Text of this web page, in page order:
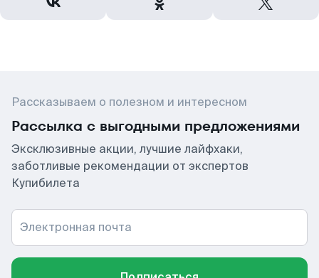
Рассказываем о полезном и интересном
Рассылка с выгодными предложениями
Эксклюзивные акции, лучшие лайфхаки,
заботливые рекомендации от экспертов
Купибилета
Электронная почта